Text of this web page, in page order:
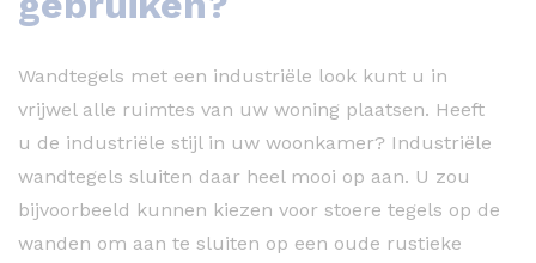
Wandtegels met een industriële look kunt u in
vrijwel alle ruimtes van uw woning plaatsen. Heeft
u de industriële stijl in uw woonkamer? Industriële
wandtegels sluiten daar heel mooi op aan. U zou
bijvoorbeeld kunnen kiezen voor stoere tegels op de
wanden om aan te sluiten op een oude rustieke